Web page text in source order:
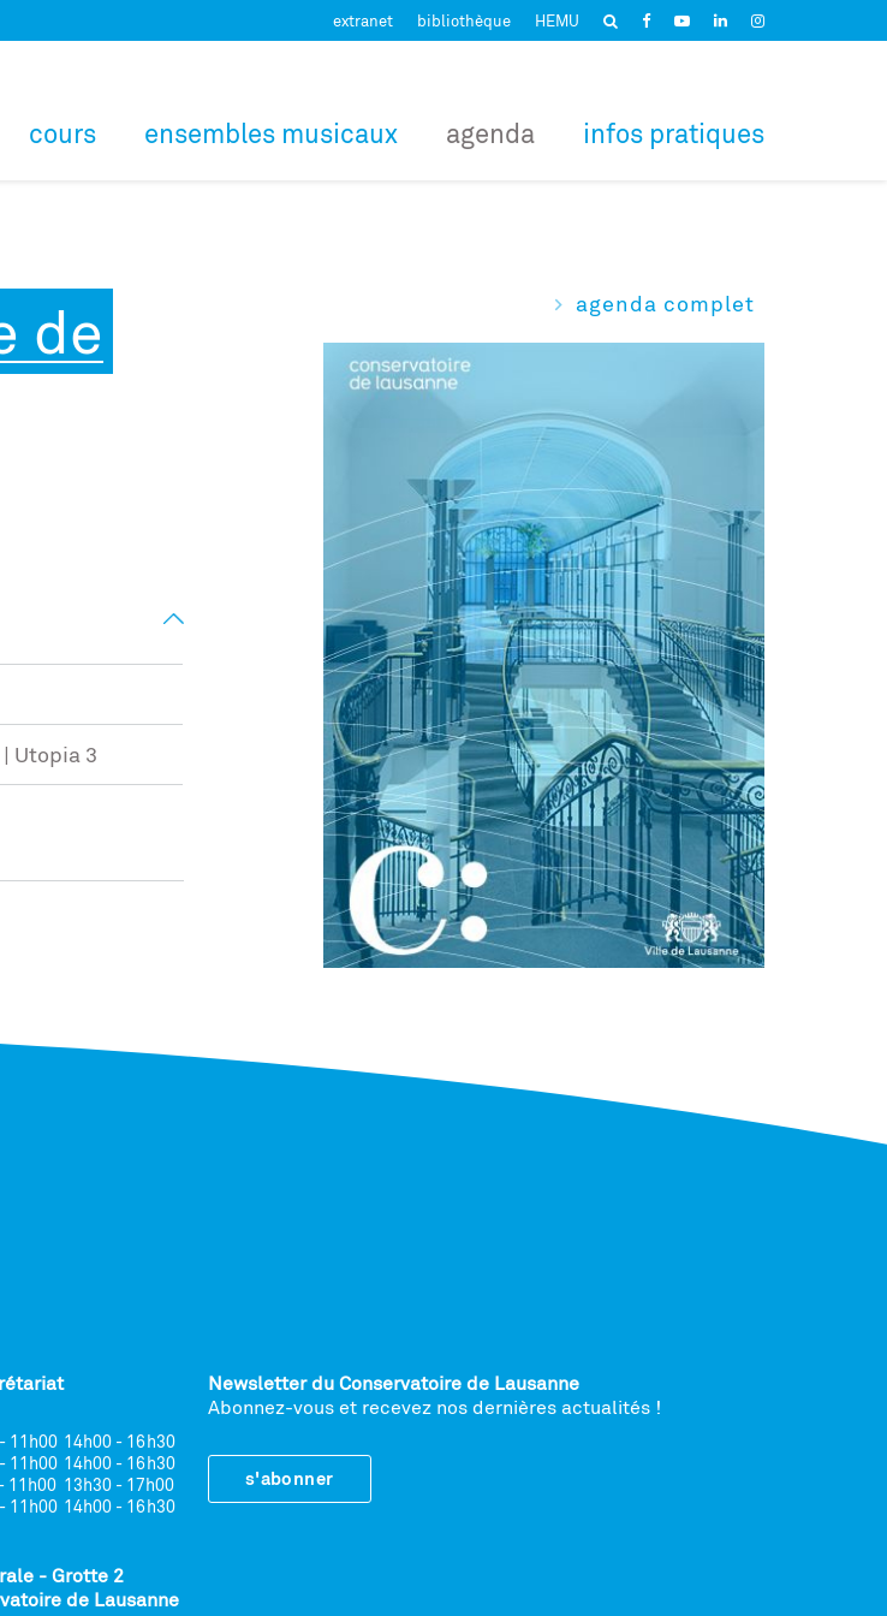
extranet bibliothèque HEMU
cours ensembles musicaux agenda infos pratiques
de
Utopia 3
agenda complet
11h00 14h00 - 16h30
11h00 14h00 - 16h30
11h00 13h30 - 17h00
11h00 14h00 - 16h30
- Grotte 2
de Lausanne
Newsletter du Conservatoire de Lausanne
Abonnez-vous et recevez nos dernières actualités !
s'abonner